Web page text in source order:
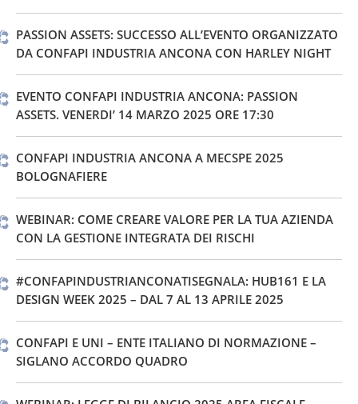
PASSION ASSETS: SUCCESSO ALL’EVENTO ORGANIZZATO
DA CONFAPI INDUSTRIA ANCONA CON HARLEY NIGHT
EVENTO CONFAPI INDUSTRIA ANCONA: PASSION
ASSETS. VENERDI’ 14 MARZO 2025 ORE 17:30
CONFAPI INDUSTRIA ANCONA A MECSPE 2025
BOLOGNAFIERE
WEBINAR: COME CREARE VALORE PER LA TUA AZIENDA
CON LA GESTIONE INTEGRATA DEI RISCHI
#CONFAPINDUSTRIANCONATISEGNALA: HUB161 E LA
DESIGN WEEK 2025 – DAL 7 AL 13 APRILE 2025
CONFAPI E UNI – ENTE ITALIANO DI NORMAZIONE –
SIGLANO ACCORDO QUADRO